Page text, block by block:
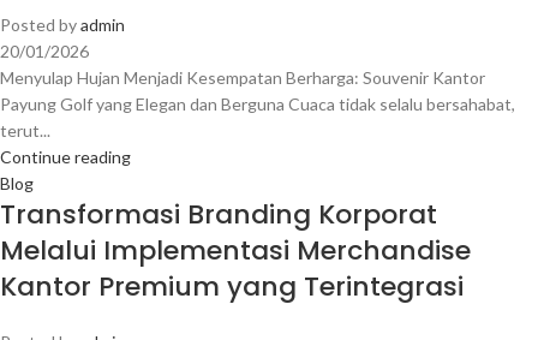
Posted byadmin
20/01/2026
Menyulap Hujan Menjadi Kesempatan Berharga: Souvenir Kantor
Payung Golf yang Elegan dan Berguna Cuaca tidak selalu bersahabat,
terut...
Continue reading
Blog
Transformasi Branding Korporat
Melalui Implementasi Merchandise
Kantor Premium yang Terintegrasi